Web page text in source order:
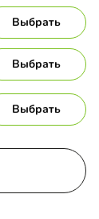
Выбрать
Выбрать
Выбрать